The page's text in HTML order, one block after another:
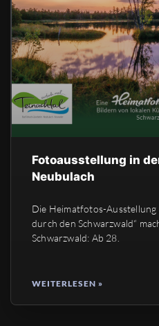
Fotoausstellung in
Neubulach
Die Heimatfotos-Ausstellung
durch den Schwarzwald“
Schwarzwald: Ab 28.
WEITERLESEN »